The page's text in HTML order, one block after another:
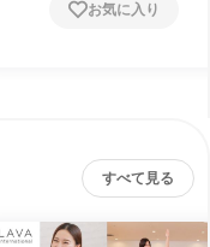
お気に入り
すべて見る